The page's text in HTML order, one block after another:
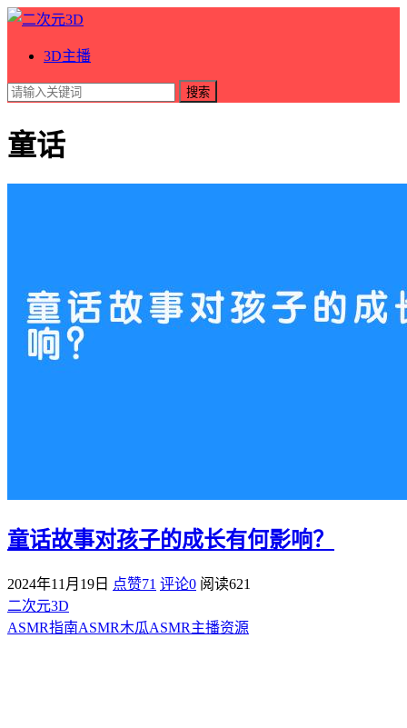
3D主播
搜索
童话
童话故事对孩子的成长有何影响？
2024年11月19日 点赞71 评论0 阅读621
二次元3D
ASMR指南ASMR木瓜ASMR主播资源